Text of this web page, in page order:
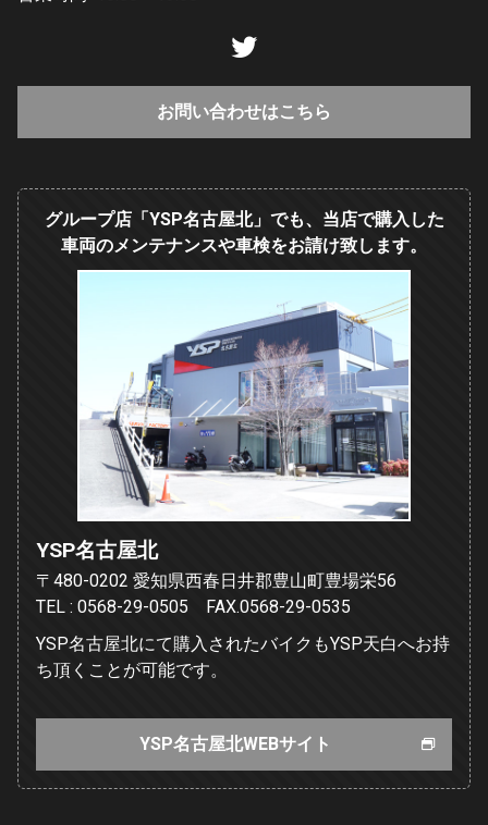
お問い合わせはこちら
グループ店「YSP名古屋北」でも、当店で購入した
車両のメンテナンスや車検をお請け致します。
YSP名古屋北
〒480-0202 愛知県西春日井郡豊山町豊場栄56
TEL : 0568-29-0505 FAX.0568-29-0535
YSP名古屋北にて購入されたバイクもYSP天白へお持
ち頂くことが可能です。
YSP名古屋北WEBサイト